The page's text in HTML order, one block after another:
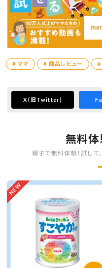
# ママ # 商品レビュー #
X （旧Twitter)
無料体
親子で無料体験！試して
NEW